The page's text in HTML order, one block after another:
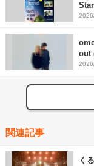
out
関連記事
く